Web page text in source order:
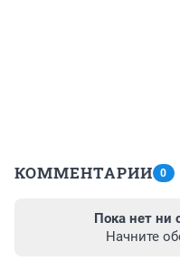
КОММЕНТАРИИ 0
Пока нет ни
Начните